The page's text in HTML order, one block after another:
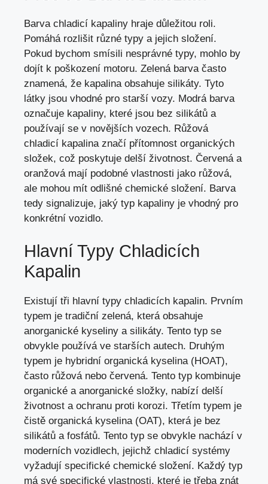
Barva chladicí kapaliny hraje důležitou roli.
Pomáhá rozlišit různé typy a jejich složení.
Pokud bychom smísili nesprávné typy, mohlo by
dojít k poškození motoru. Zelená barva často
znamená, že kapalina obsahuje silikáty. Tyto
látky jsou vhodné pro starší vozy. Modrá barva
označuje kapaliny, které jsou bez silikátů a
používají se v novějších vozech. Růžová
chladicí kapalina značí přítomnost organických
složek, což poskytuje delší životnost. Červená a
oranžová mají podobné vlastnosti jako růžová,
ale mohou mít odlišné chemické složení. Barva
tedy signalizuje, jaký typ kapaliny je vhodný pro
konkrétní vozidlo.
Hlavní Typy Chladicích
Kapalin
Existují tři hlavní typy chladicích kapalin. Prvním
typem je tradiční zelená, která obsahuje
anorganické kyseliny a silikáty. Tento typ se
obvykle používá ve starších autech. Druhým
typem je hybridní organická kyselina (HOAT),
často růžová nebo červená. Tento typ kombinuje
organické a anorganické složky, nabízí delší
životnost a ochranu proti korozi. Třetím typem je
čistě organická kyselina (OAT), která je bez
silikátů a fosfátů. Tento typ se obvykle nachází v
moderních vozidlech, jejichž chladicí systémy
vyžadují specifické chemické složení. Každý typ
má své specifické vlastnosti, které je třeba znát